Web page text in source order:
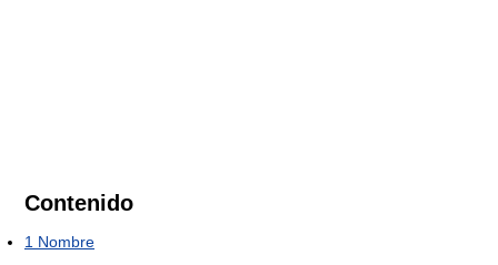
Contenido
1 Nombre